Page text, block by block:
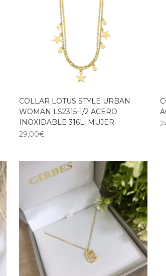
COLLAR LOTUS STYLE URBAN
WOMAN LS2315-1/2 ACERO
INOXIDABLE 316L, MUJER
29,00€